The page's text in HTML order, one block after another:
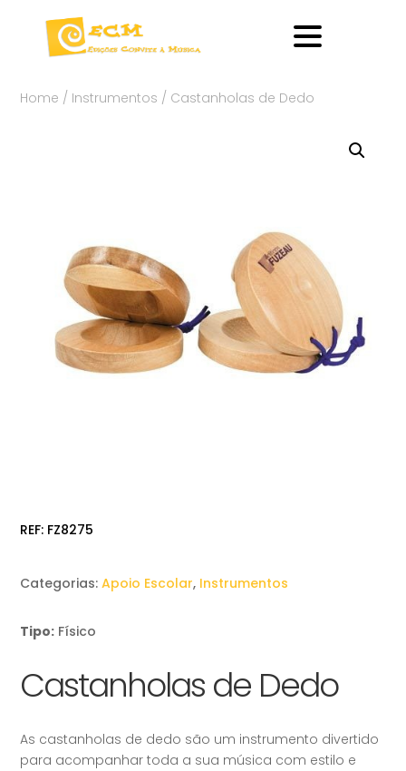
Home / Instrumentos / Castanholas de Dedo
REF: FZ8275
Categorias:Apoio Escolar, Instrumentos
Tipo: Físico
Castanholas de Dedo
As castanholas de dedo são um instrumento divertido
para acompanhar toda a sua música com estilo e